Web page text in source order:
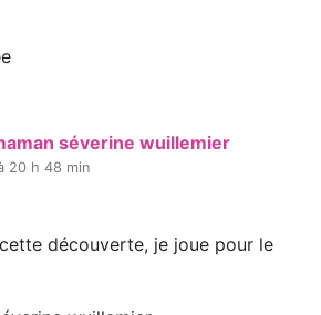
séverine wuillemier
20 h 48 min
découverte, je joue pour le